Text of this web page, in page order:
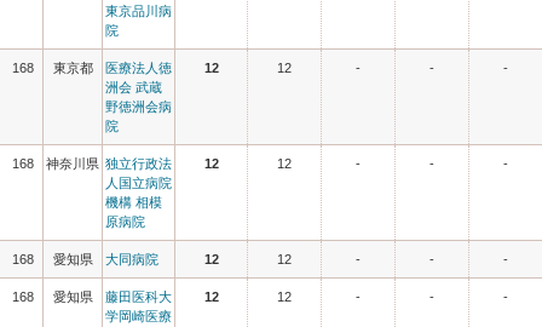
東京品川病
院
168 東京都
医療法人徳
洲会 武蔵
野徳洲会病
院
12 12 - - -
168 神奈川県 独立行政法
人国立病院
機構 相模
原病院
12 12 - - -
168 愛知県 大同病院 12 12 - - -
168 愛知県
藤田医科大
学岡崎医療
12 12 - - -